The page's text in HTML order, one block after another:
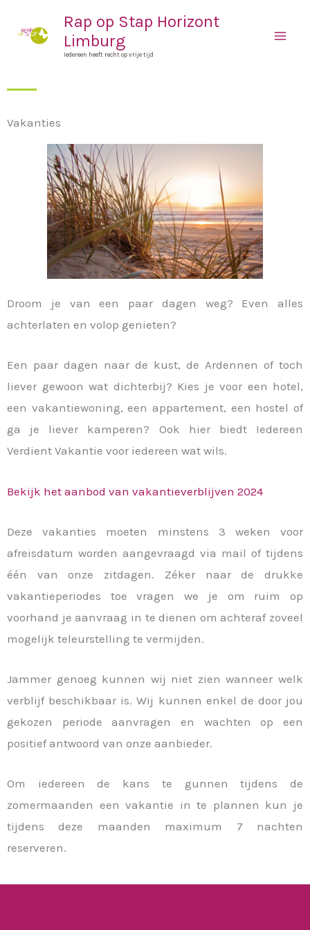
naar
Rap op Stap Horizont
Limburg
Iedereen heeft recht op vrije tijd
Vakanties
Droom je van een paar dagen weg? Even alles
achterlaten en volop genieten?
Een paar dagen naar de kust, de Ardennen of toch
liever gewoon wat dichterbij? Kies je voor een hotel,
een vakantiewoning, een appartement, een hostel of
ga je liever kamperen? Ook hier biedt Iedereen
Verdient Vakantie voor iedereen wat wils.
Bekijk het aanbod van vakantieverblijven 2024
Deze vakanties moeten minstens 3 weken voor
afreisdatum worden aangevraagd via mail of tijdens
één van onze zitdagen. Zéker naar de drukke
vakantieperiodes toe vragen we je om ruim op
voorhand je aanvraag in te dienen om achteraf zoveel
mogelijk teleurstelling te vermijden.
Jammer genoeg kunnen wij niet zien wanneer welk
verblijf beschikbaar is. Wij kunnen enkel de door jou
gekozen periode aanvragen en wachten op een
positief antwoord van onze aanbieder.
Om iedereen de kans te gunnen tijdens de
zomermaanden een vakantie in te plannen kun je
tijdens deze maanden maximum 7 nachten
reserveren.